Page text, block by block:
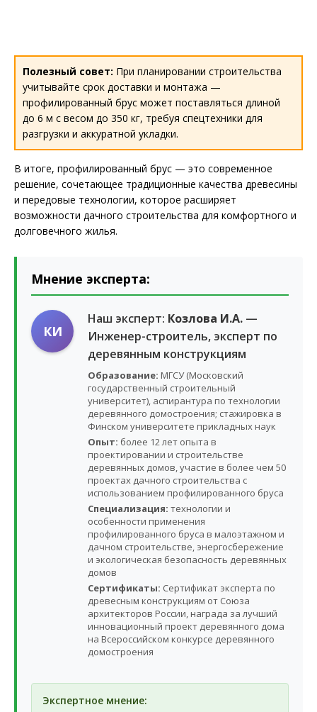
Полезный совет: При планировании строительства
учитывайте срок доставки и монтажа —
профилированный брус может поставляться длиной
до 6 м с весом до 350 кг, требуя спецтехники для
разгрузки и аккуратной укладки.
В итоге, профилированный брус — это современное
решение, сочетающее традиционные качества древесины
и передовые технологии, которое расширяет
возможности дачного строительства для комфортного и
долговечного жилья.
Мнение эксперта:
КИ
Наш эксперт: Козлова И.А. —
Инженер-строитель, эксперт по
деревянным конструкциям
Образование: МГСУ (Московский
государственный строительный
университет), аспирантура по технологии
деревянного домостроения; стажировка в
Финском университете прикладных наук
Опыт: более 12 лет опыта в
проектировании и строительстве
деревянных домов, участие в более чем 50
проектах дачного строительства с
использованием профилированного бруса
Специализация: технологии и
особенности применения
профилированного бруса в малоэтажном и
дачном строительстве, энергосбережение
и экологическая безопасность деревянных
домов
Сертификаты: Сертификат эксперта по
древесным конструкциям от Союза
архитекторов России, награда за лучший
инновационный проект деревянного дома
на Всероссийском конкурсе деревянного
домостроения
Экспертное мнение: